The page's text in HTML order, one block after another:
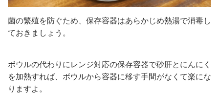
菌の繁殖を防ぐため、保存容器はあらかじめ熱湯で消毒し
ておきましょう。
ボウルの代わりにレンジ対応の保存容器で砂肝とにんにく
を加熱すれば、ボウルから容器に移す手間がなくて楽にな
りますよ。